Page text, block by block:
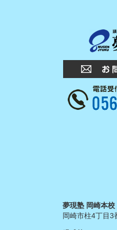
夢現塾 岡崎本校
岡崎市柱4丁目